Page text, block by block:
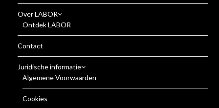
Over LABOR
Ontdek LABOR
Contact
Juridische informatie
Algemene Voorwaarden
Cookies